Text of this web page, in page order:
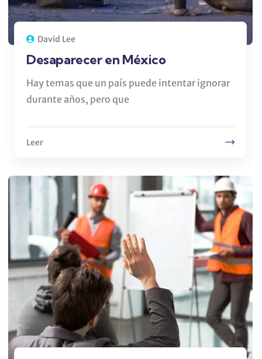
David Lee
Desaparecer en México
Hay temas que un país puede intentar ignorar
durante años, pero que
Leer